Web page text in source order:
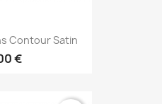
Contour Satin
€